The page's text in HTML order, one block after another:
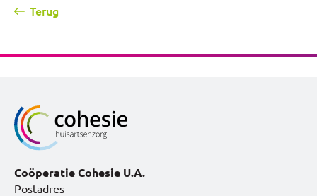
Terug
Coöperatie Cohesie U.A.
Postadres